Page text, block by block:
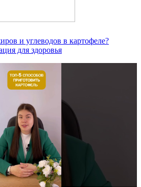
и углеводов в картофеле?
для здоровья